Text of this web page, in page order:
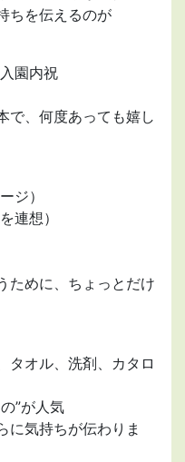
ちを伝えるのが
園内祝
で、何度あっても嬉し
ジ）
連想）
ために、ちょっとだけ
タオル、洗剤、カタロ
”が人気
に気持ちが伝わりま